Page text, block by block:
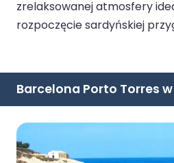
zrelaksowanej atmosfery
rozpoczęcie sardyńskiej
Barcelona Porto Torres